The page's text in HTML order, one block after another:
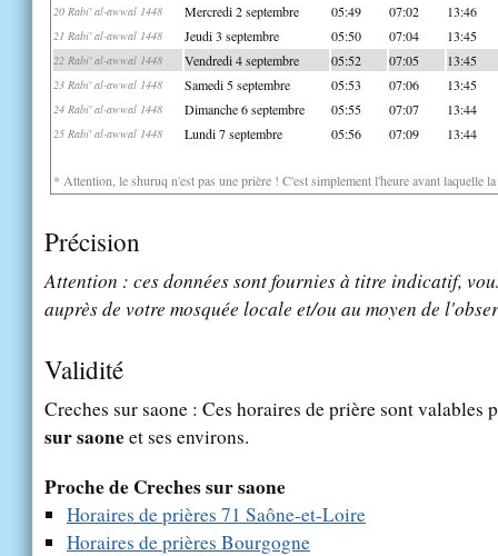
20 Rabi' al-awwal 1448 Mercredi 2 septembre 05:49 07:02 13:46
21 Rabi' al-awwal 1448 Jeudi 3 septembre 05:50 07:04 13:45
22 Rabi' al-awwal 1448 Vendredi 4 septembre 05:52 07:05 13:45
23 Rabi' al-awwal 1448 Samedi 5 septembre 05:53 07:06 13:45
24 Rabi' al-awwal 1448 Dimanche 6 septembre 05:55 07:07 13:44
25 Rabi' al-awwal 1448 Lundi 7 septembre 05:56 07:09 13:44
* Attention, le shuruq n'est pas une prière ! C'est simplement l'heure avant laquelle
Précision
Attention : ces données sont fournies à titre indicatif,
auprès de votre mosquée locale et/ou au moyen de
Validité
Creches sur saone : Ces horaires de prière sont
sur saoneet ses environs.
Proche de Creches sur saone
Horaires de prières 71 Saône-et-Loire
Horaires de prières Bourgogne